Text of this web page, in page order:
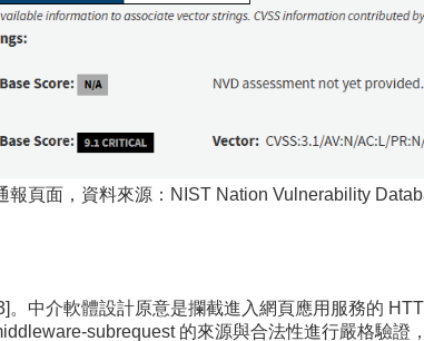
報頁面，資料來源：NIST Nation Vulnerability
中介軟體設計原意是攔截進入網頁應用服務的
subrequest 的來源與合法性進行嚴格驗證